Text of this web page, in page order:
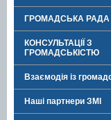
ГРОМАДСЬКА РАДА
КОНСУЛЬТАЦІЇ З
ГРОМАДСЬКІСТЮ
Взаємодія із
Наші партнери ЗМІ